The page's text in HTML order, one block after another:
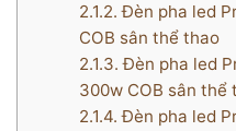
2.1.2. Đèn pha led
COB sân thể thao
2.1.3. Đèn pha led
300w COB sân thể
2.1.4. Đèn pha led